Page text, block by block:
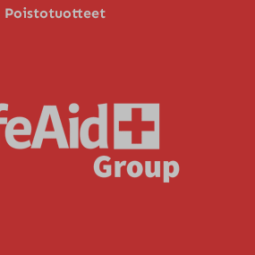
Poistotuotteet